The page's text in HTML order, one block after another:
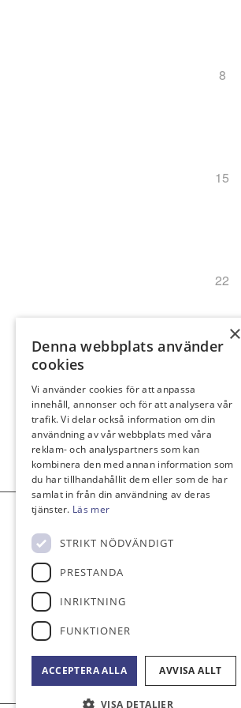
8
15
22
×
Denna webbplats använder
cookies
Vi använder cookies för att anpassa
innehåll, annonser och för att analysera vår
trafik. Vi delar också information om din
användning av vår webbplats med våra
reklam- och analyspartners som kan
kombinera den med annan information som
du har tillhandahållit dem eller som de har
samlat in från din användning av deras
tjänster. Läs mer
STRIKT NÖDVÄNDIGT
PRESTANDA
INRIKTNING
FUNKTIONER
ACCEPTERA ALLA AVVISA ALLT
VISA DETALJER